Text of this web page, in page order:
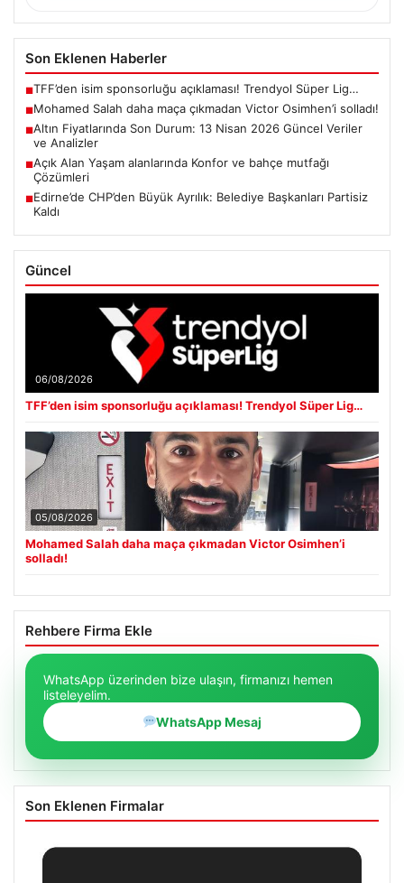
Son Eklenen Haberler
■TFF’den isim sponsorluğu açıklaması! Trendyol Süper Lig…
■Mohamed Salah daha maça çıkmadan Victor Osimhen’i solladı!
■Altın Fiyatlarında Son Durum: 13 Nisan 2026 Güncel Veriler
ve Analizler
■Açık Alan Yaşam alanlarında Konfor ve bahçe mutfağı
Çözümleri
■Edirne’de CHP’den Büyük Ayrılık: Belediye Başkanları Partisiz
Kaldı
Güncel
06/08/2026
TFF’den isim sponsorluğu açıklaması! Trendyol Süper Lig…
05/08/2026
Mohamed Salah daha maça çıkmadan Victor Osimhen’i
solladı!
Rehbere Firma Ekle
WhatsApp üzerinden bize ulaşın, firmanızı hemen
listeleyelim.
WhatsApp Mesaj
Son Eklenen Firmalar